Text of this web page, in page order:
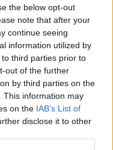
the below opt-out
note that after your
continue seeing
information utilized by
third parties prior to
out of the further
by third parties on the
This information may
on the IAB’s List of
disclose it to other
och hon var ju en riktig
sig att hon är lite sne
hon har haft.
tack vare sin far så hon
den var hård.
Citera
Inlägg: 1 478